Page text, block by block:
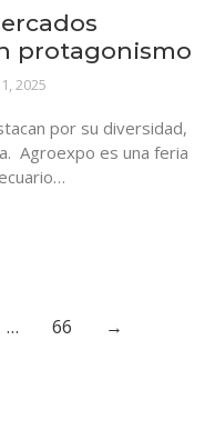
protagonismo
2025
por su diversidad,
Agroexpo es una feria
… 66 →